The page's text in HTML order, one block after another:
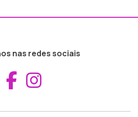
nas redes sociais
Aceder ao